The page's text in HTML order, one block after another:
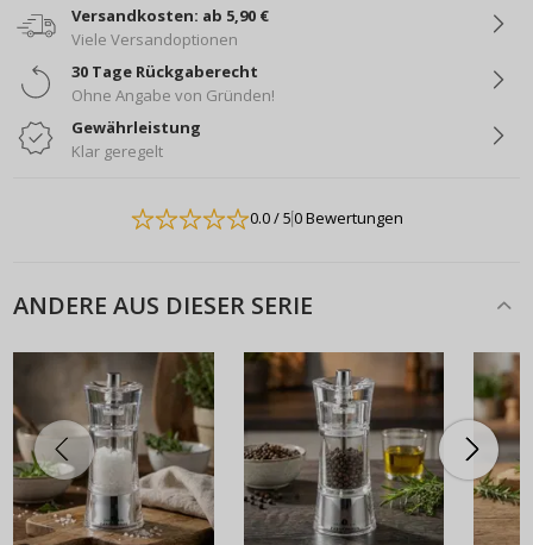
Versandkosten: ab 5,90 €
Viele Versandoptionen
30 Tage Rückgaberecht
Ohne Angabe von Gründen!
Gewährleistung
Klar geregelt
0.0/ 50 Bewertungen
ANDERE AUS DIESER SERIE